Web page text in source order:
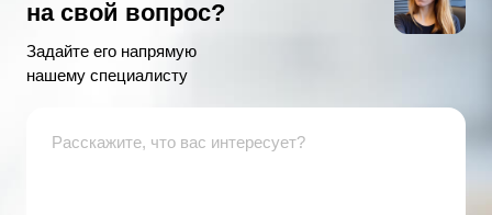
на свой вопрос?
Задайте его напрямую
нашему специалисту